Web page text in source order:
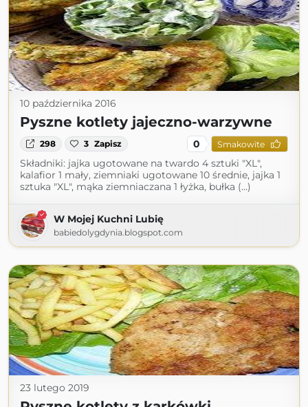
10 października 2016
Pyszne kotlety jajeczno-warzywne
298 3 Zapisz 0 Smakowite
Składniki: jajka ugotowane na twardo 4 sztuki "XL",
kalafior 1 mały, ziemniaki ugotowane 10 średnie, jajka 1
sztuka "XL", mąka ziemniaczana 1 łyżka, bułka (...)
W Mojej Kuchni Lubię
babiedolygdynia.blogspot.com
23 lutego 2019